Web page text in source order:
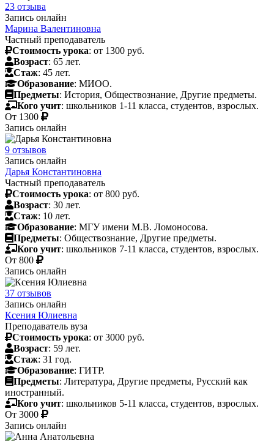
23 отзыва
Запись онлайн
Марина Валентиновна
Частный преподаватель
Стоимость урока: от 1300 руб.
Возраст: 65 лет.
Стаж: 45 лет.
Образование: МИОО.
Предметы: История, Обществознание, Другие предметы.
Кого учит: школьников 1-11 класса, студентов, взрослых.
От 1300
Запись онлайн
9 отзывов
Запись онлайн
Дарья Константиновна
Частный преподаватель
Стоимость урока: от 800 руб.
Возраст: 30 лет.
Стаж: 10 лет.
Образование: МГУ имени М.В. Ломоносова.
Предметы: Обществознание, Другие предметы.
Кого учит: школьников 7-11 класса, студентов, взрослых.
От 800
Запись онлайн
37 отзывов
Запись онлайн
Ксения Юлиевна
Преподаватель вуза
Стоимость урока: от 3000 руб.
Возраст: 59 лет.
Стаж: 31 год.
Образование: ГИТР.
Предметы: Литература, Другие предметы, Русский как
иностранный.
Кого учит: школьников 5-11 класса, студентов, взрослых.
От 3000
Запись онлайн